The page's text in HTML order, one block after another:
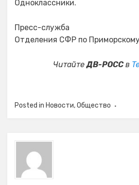
Одноклассники.
Пресс-служба
Отделения СФР по
ЧитайтеДВ-РОССв
Posted in Новости,Общество